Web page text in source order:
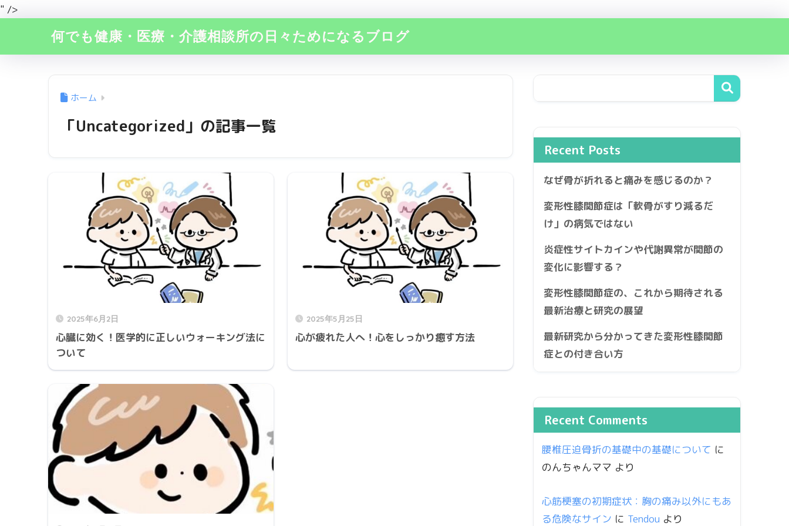
" />
何でも健康・医療・介護相談所の日々ためになるブログ
ホーム
「Uncategorized」の記事一覧
2025年6月2日
心臓に効く！医学的に正しいウォーキング法に
ついて
2025年5月25日
心が疲れた人へ！心をしっかり癒す方法
Recent Posts
なぜ骨が折れると痛みを感じるのか？
変形性膝関節症は「軟骨がすり減るだ
け」の病気ではない
炎症性サイトカインや代謝異常が関節の
変化に影響する？
変形性膝関節症の、これから期待される
最新治療と研究の展望
最新研究から分かってきた変形性膝関節
症との付き合い方
Recent Comments
腰椎圧迫骨折の基礎中の基礎について に
のんちゃんママ より
心筋梗塞の初期症状：胸の痛み以外にもあ
る危険なサイン に Tendou より